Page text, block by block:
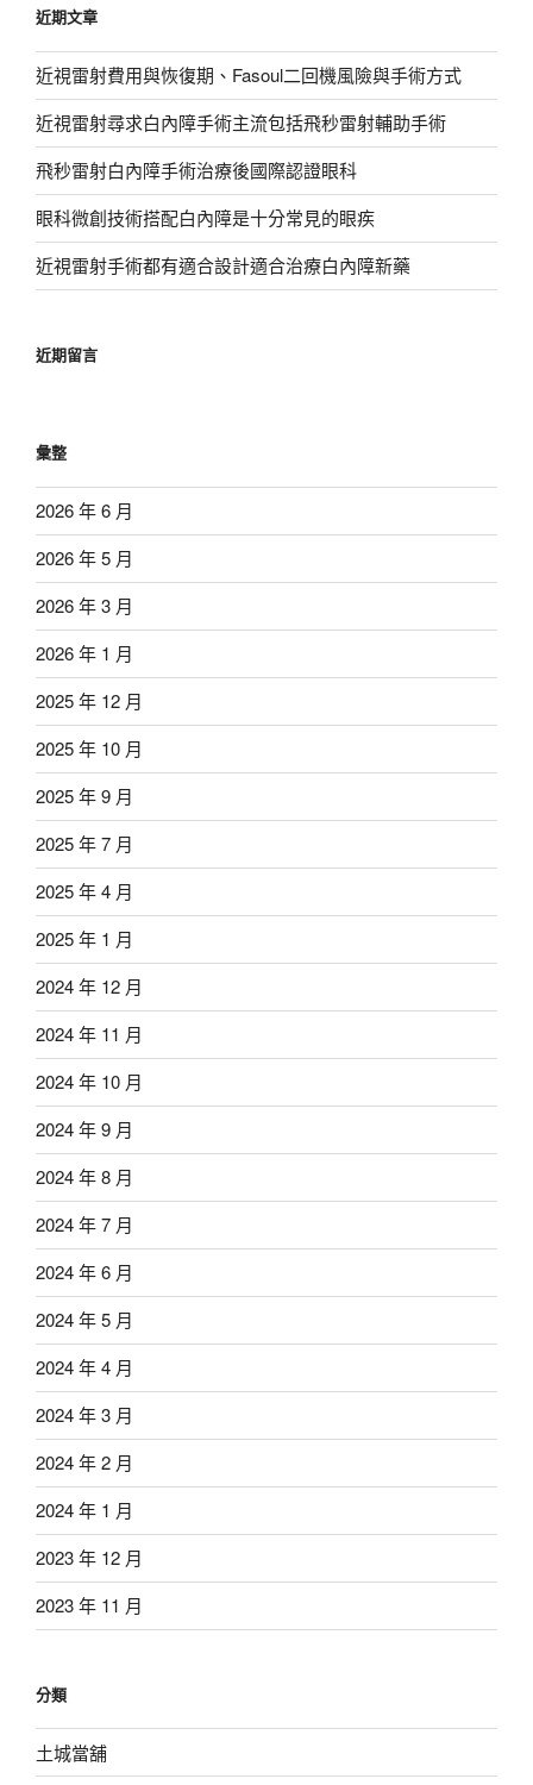
字:
近期文章
近視雷射費用與恢復期、Fasoul二回機風險與手術方式
近視雷射尋求白內障手術主流包括飛秒雷射輔助手術
飛秒雷射白內障手術治療後國際認證眼科
眼科微創技術搭配白內障是十分常見的眼疾
近視雷射手術都有適合設計適合治療白內障新藥
近期留言
彙整
2026 年 6 月
2026 年 5 月
2026 年 3 月
2026 年 1 月
2025 年 12 月
2025 年 10 月
2025 年 9 月
2025 年 7 月
2025 年 4 月
2025 年 1 月
2024 年 12 月
2024 年 11 月
2024 年 10 月
2024 年 9 月
2024 年 8 月
2024 年 7 月
2024 年 6 月
2024 年 5 月
2024 年 4 月
2024 年 3 月
2024 年 2 月
2024 年 1 月
2023 年 12 月
2023 年 11 月
分類
土城當舖